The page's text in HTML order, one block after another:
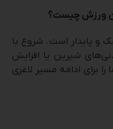
ورزش چیست؟
و پایدار است. شروع با
شیرین یا افزایش
برای ادامه مسیر لاغری